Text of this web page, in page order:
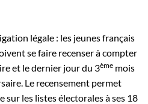
légale : les jeunes français
se faire recenser à compter
et le dernier jour du 3ème mois
Le recensement permet
sur les listes électorales à ses 18